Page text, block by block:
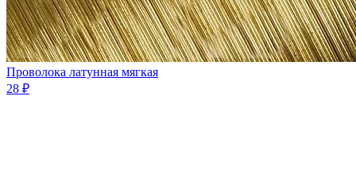
Проволока латунная мягкая
28 ₽